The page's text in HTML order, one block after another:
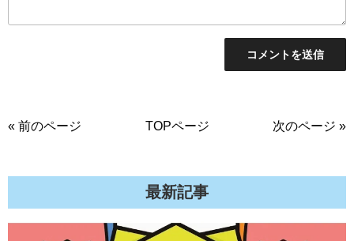
« 前のページ TOPページ 次のページ »
最新記事